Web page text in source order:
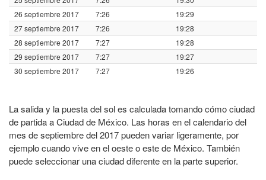
26 septiembre 2017
7:26
19:29
27 septiembre 2017
7:26
19:28
28 septiembre 2017
7:27
19:28
29 septiembre 2017
7:27
19:27
30 septiembre 2017
7:27 19:26
La salida y la puesta del sol es calculada tomando cómo ciudad
de partida a Ciudad de México. Las horas en el calendario del
mes de septiembre del 2017 pueden variar ligeramente, por
ejemplo cuando vive en el oeste o este de México. También
puede seleccionar una ciudad diferente en la parte superior.